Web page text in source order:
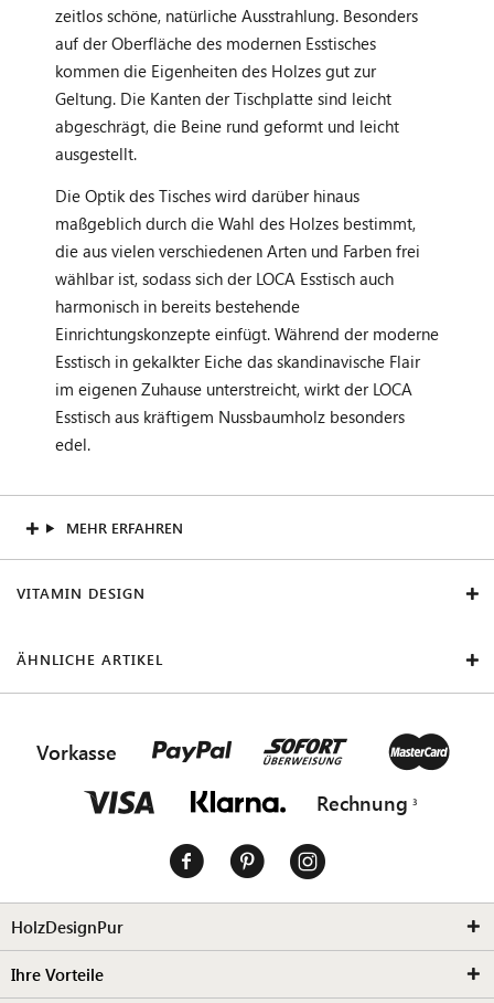
zeitlos schöne, natürliche Ausstrahlung. Besonders
auf der Oberfläche des modernen Esstisches
kommen die Eigenheiten des Holzes gut zur
Geltung. Die Kanten der Tischplatte sind leicht
abgeschrägt, die Beine rund geformt und leicht
ausgestellt.
Die Optik des Tisches wird darüber hinaus
maßgeblich durch die Wahl des Holzes bestimmt,
die aus vielen verschiedenen Arten und Farben frei
wählbar ist, sodass sich der LOCA Esstisch auch
harmonisch in bereits bestehende
Einrichtungskonzepte einfügt. Während der moderne
Esstisch in gekalkter Eiche das skandinavische Flair
im eigenen Zuhause unterstreicht, wirkt der LOCA
Esstisch aus kräftigem Nussbaumholz besonders
edel.
MEHR ERFAHREN
VITAMIN DESIGN
ÄHNLICHE ARTIKEL
Vorkasse
Rechnung
HolzDesignPur
Ihre Vorteile